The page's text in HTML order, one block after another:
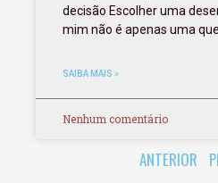
decisão Escolher uma
mim não é apenas uma
SAIBA MAIS »
Nenhum comentário
ANTERIOR